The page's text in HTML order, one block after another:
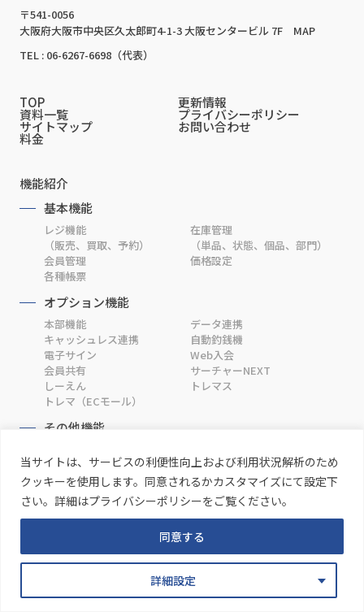
当サイトは、サービスの利便性向上および利用状況解析のため
クッキーを使用します。同意されるかカスタマイズにて設定下
さい。詳細はプライバシーポリシーをご覧ください。
詳細設定
同意する
資料ダウンロード お問い合わせ
〒541-0056
大阪府大阪市中央区久太郎町4-1-3 大阪センタービル 7F
MAP
TEL : 06-6267-6698（代表）
TOP 更新情報
資料一覧 プライバシーポリシー
サイトマップ お問い合わせ
料金
機能紹介
基本機能
レジ機能
（販売、買取、予約）
在庫管理
（単品、状態、個品、部門）
会員管理
価格設定
各種帳票
オプション機能
本部機能
データ連携
キャッシュレス連携
自動釣銭機
電子サイン
Web入会
会員共有
サーチャーNEXT
しーえん
トレマス
トレマ（ECモール）
その他機能
TEMPOSTAR連携
MOOV×カードショップ開業
MOOV×補助金